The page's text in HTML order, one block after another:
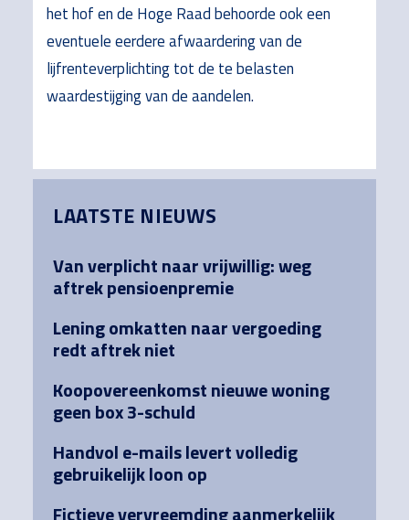
het hof en de Hoge Raad behoorde ook een
eventuele eerdere afwaardering van de
lijfrenteverplichting tot de te belasten
waardestijging van de aandelen.
Sidebar
LAATSTE NIEUWS
Van verplicht naar vrijwillig: weg
aftrek pensioenpremie
Lening omkatten naar vergoeding
redt aftrek niet
Koopovereenkomst nieuwe woning
geen box 3-schuld
Handvol e-mails levert volledig
gebruikelijk loon op
Fictieve vervreemding aanmerkelijk